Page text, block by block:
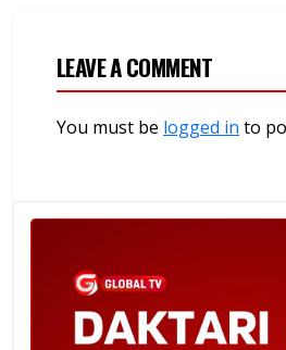
LEAVE A COMMENT
You must be logged in to